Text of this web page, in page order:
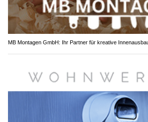
MB Montagen GmbH: Ihr Partner für kreative